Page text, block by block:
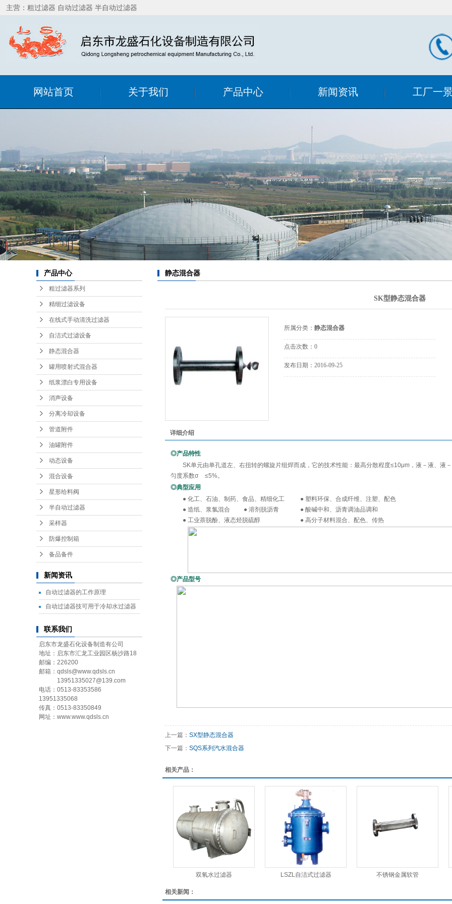
主营：粗过滤器 自动过滤器 半自动过滤器
网站首页 关于我们
销售网络
产品中心
在线式手动清洗
过滤器
自洁式过滤设备
静态混合器
罐用喷射式混合
器
纸浆漂白专用设
备
消声设备
油罐附件
混合设备
星形给料阀
半自动过滤器
新闻资讯
行业新闻
工厂一
产品中心
粗过滤器系列
精细过滤设备
在线式手动清洗过滤器
自洁式过滤设备
静态混合器
罐用喷射式混合器
纸浆漂白专用设备
消声设备
分离冷却设备
管道附件
油罐附件
动态设备
混合设备
星形给料阀
半自动过滤器
采样器
防爆控制箱
备品备件
新闻资讯
自动过滤器的工作原理
自动过滤器技可用于冷却水过滤器
联系我们
启东市龙盛石化设备制造有公司
地址：启东市汇龙工业园区杨沙路18
邮编：226200
邮箱：qdsls@www.qdsls.cn
13951335027@139.com
电话：0513-83353586
13951335068
传真：0513-83350849
网址：www.www.qdsls.cn
静态混合器
SK型静态混合器
所属分类： 静态混合器
点击次数： 0
发布日期： 2016-09-25
详细介绍
◎产品特性
SK单元由单孔道左、右扭转的螺旋片组焊而成，它的技术性能：最高分散程度≤10μm，液－液、液
匀度系数σ
≤5%。
◎典型应用
● 化工、石油、制药、食品、精细化工
● 造纸、浆氯混合 ● 溶剂脱沥青
● 工业萘脱酚、液态烃脱硫醇
● 塑料环保、合成纤维、注塑、配色
● 酸碱中和、沥青调油品调和
● 高分子材料混合、配色、传热
◎产品型号
上一篇： SX型静态混合器
下一篇： SQS系列汽水混合器
相关产品：
双氧水过滤器 LSZL自洁式过滤器 不锈钢金属软管
相关新闻：